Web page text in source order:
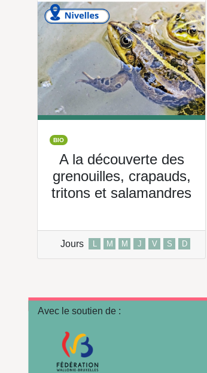
BIO
A la découverte des
grenouilles, crapauds,
tritons et salamandres
Jours L M M J V S D
Avec le soutien de :